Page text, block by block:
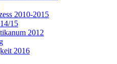
2010-2015
15
2012
2016